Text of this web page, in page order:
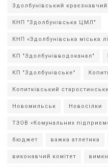
Здолбунівський
КНП "Здолбунівська ЦМЛ"
КНП «Здолбунівська міська
КП "Здолбунівводоканал"
КП "Здолбунівське"
Копитківський
Новомильськ Новосілки
ТЗОВ «Комунальних
бюджет важка атлетика
виконавчий комітет